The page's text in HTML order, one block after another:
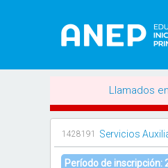
Llamados
1428191 Servicios
Período de